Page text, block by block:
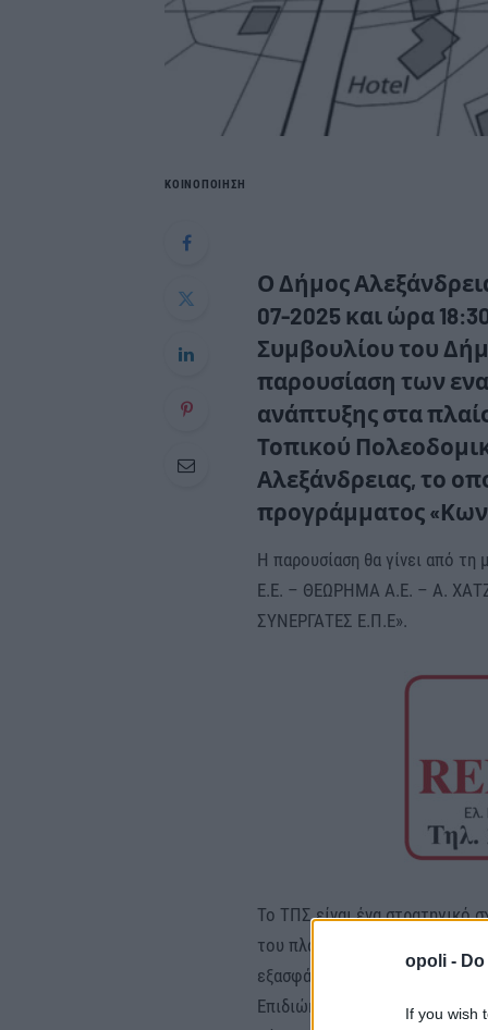
opoli -
If you wish
ΚΟΙΝΟΠΟΙΗΣΗ
Ο Δήμος
07-2025 και ώρα
Συμβουλίου του
παρουσίαση των
ανάπτυξης στα
Τοπικού
Αλεξάνδρειας, το
προγράμματος
Η παρουσίαση θα γίνει από
Ε.Ε. – ΘΕΩΡΗΜΑ Α.Ε. – Α.
ΣΥΝΕΡΓΑΤΕΣ Ε.Π.Ε».
Το ΤΠΣ είναι ένα στρατηγικό
του πλαισίου οικονομικής
εξασφάλισης συνεκτικού
Επιδιώκει, μέσα από τον